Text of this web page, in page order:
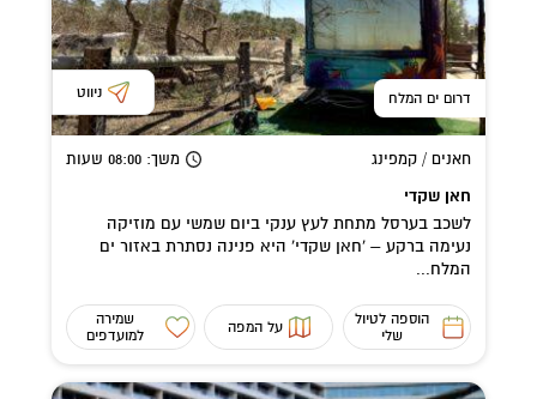
דרום ים המלח ניווט
חאנים / קמפינג משך: 08:00 שעות
חאן שקדי
לשכב בערסל מתחת לעץ ענקי ביום שמשי עם מוזיקה
נעימה ברקע – 'חאן שקדי' היא פנינה נסתרת באזור ים
המלח...
הוספה לטיול
שלי
על המפה
שמירה
למועדפים